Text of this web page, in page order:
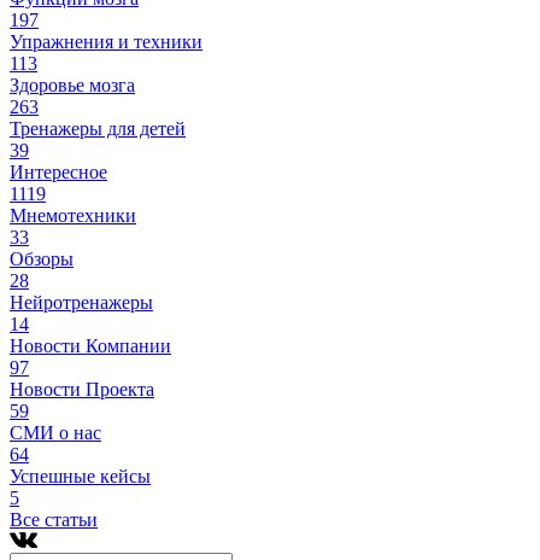
197
Упражнения и техники
113
Здоровье мозга
263
Тренажеры для детей
39
Интересное
1119
Мнемотехники
33
Обзоры
28
Нейротренажеры
14
Новости Компании
97
Новости Проекта
59
СМИ о нас
64
Успешные кейсы
5
Все статьи